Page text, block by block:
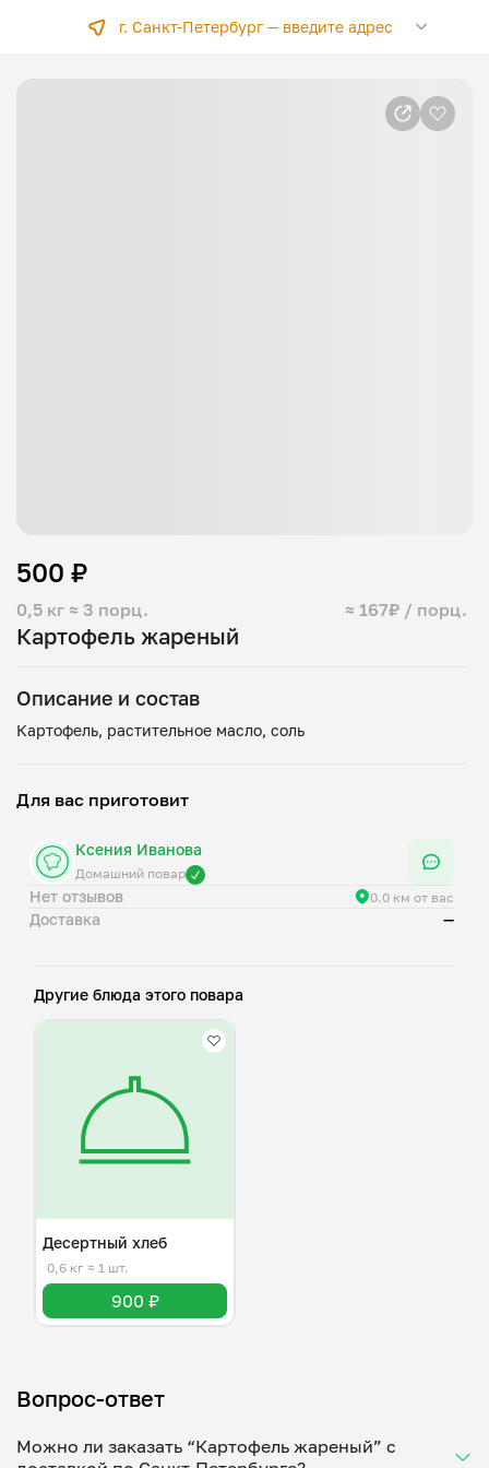
г. Санкт-Петербург —введите адрес
Картофель жареный
0,5 кг ≈ 3 порц. ≈ 167₽ / порц.
500 ₽
Описание и состав
Для вас приготовит
Ксения Иванова
Домашний повар
Нет отзывов 0.0 км от вас
Доставка —
Другие блюда этого повара
Десертный хлеб
0,6 кг ≈ 1 шт.
900 ₽
Вопрос-ответ
Можно ли заказать “Картофель жареный” с